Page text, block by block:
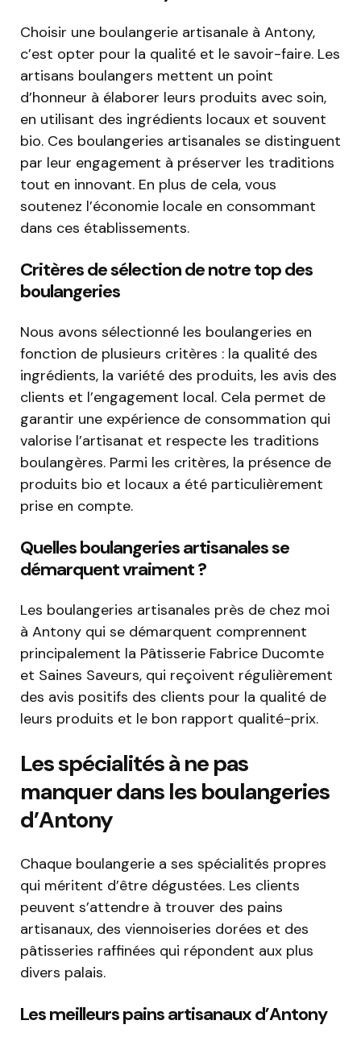
Choisir une boulangerie artisanale à Antony,
c’est opter pour la qualité et le savoir-faire. Les
artisans boulangers mettent un point
d’honneur à élaborer leurs produits avec soin,
en utilisant des ingrédients locaux et souvent
bio. Ces boulangeries artisanales se distinguent
par leur engagement à préserver les traditions
tout en innovant. En plus de cela, vous
soutenez l’économie locale en consommant
dans ces établissements.
Critères de sélection de notre top des
boulangeries
Nous avons sélectionné les boulangeries en
fonction de plusieurs critères : la qualité des
ingrédients, la variété des produits, les avis des
clients et l’engagement local. Cela permet de
garantir une expérience de consommation qui
valorise l’artisanat et respecte les traditions
boulangères. Parmi les critères, la présence de
produits bio et locaux a été particulièrement
prise en compte.
Quelles boulangeries artisanales se
démarquent vraiment ?
Les boulangeries artisanales près de chez moi
à Antony qui se démarquent comprennent
principalement la Pâtisserie Fabrice Ducomte
et Saines Saveurs, qui reçoivent régulièrement
des avis positifs des clients pour la qualité de
leurs produits et le bon rapport qualité-prix.
Les spécialités à ne pas
manquer dans les boulangeries
d’Antony
Chaque boulangerie a ses spécialités propres
qui méritent d’être dégustées. Les clients
peuvent s’attendre à trouver des pains
artisanaux, des viennoiseries dorées et des
pâtisseries raffinées qui répondent aux plus
divers palais.
Les meilleurs pains artisanaux d’Antony